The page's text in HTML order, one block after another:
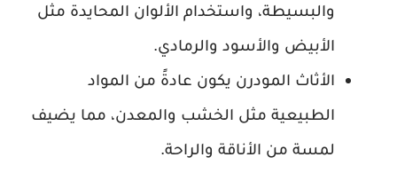
والبسيطة، واستخدام الألوان المحايدة مثل
الأبيض والأسود والرمادي.
الأثاث المودرن يكون عادةً من المواد
الطبيعية مثل الخشب والمعدن، مما يضيف
لمسة من الأناقة والراحة.